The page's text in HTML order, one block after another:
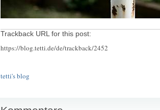
Trackback URL for this post:
https://blog.tetti.de/de/trackback/2452
tetti's blog